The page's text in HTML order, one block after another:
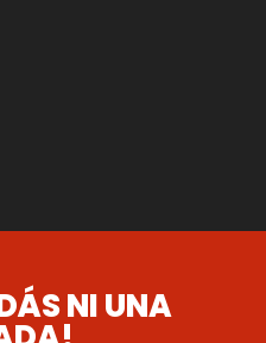
NI UNA